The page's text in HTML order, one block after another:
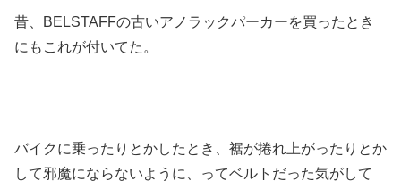
昔、BELSTAFFの古いアノラックパーカーを買ったとき
にもこれが付いてた。
バイクに乗ったりとかしたとき、裾が捲れ上がったりとか
して邪魔にならないように、ってベルトだった気がして